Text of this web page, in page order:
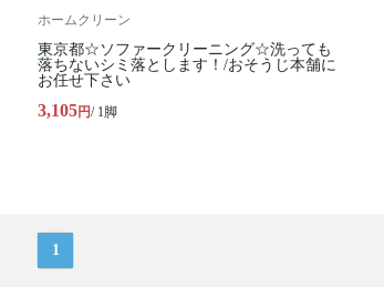
ホームクリーン
東京都☆ソファークリーニング☆洗っても
落ちないシミ落とします！/おそうじ本舗に
お任せ下さい
3,105円/ 1脚
1